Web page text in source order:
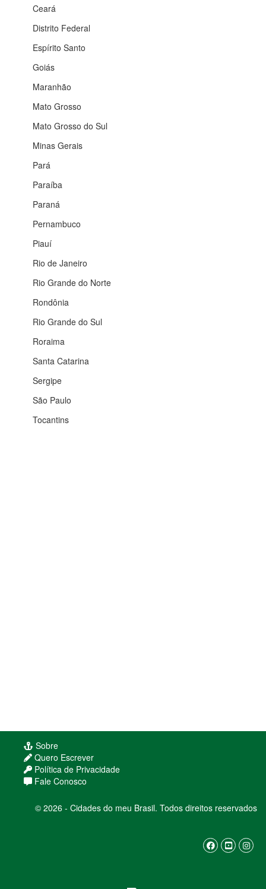
Ceará
Distrito Federal
Espírito Santo
Goiás
Maranhão
Mato Grosso
Mato Grosso do Sul
Minas Gerais
Pará
Paraíba
Paraná
Pernambuco
Piauí
Rio de Janeiro
Rio Grande do Norte
Rondônia
Rio Grande do Sul
Roraima
Santa Catarina
Sergipe
São Paulo
Tocantins
Sobre
Quero Escrever
Política de Privacidade
Fale Conosco
© 2026 - Cidades do meu Brasil. Todos direitos reservados